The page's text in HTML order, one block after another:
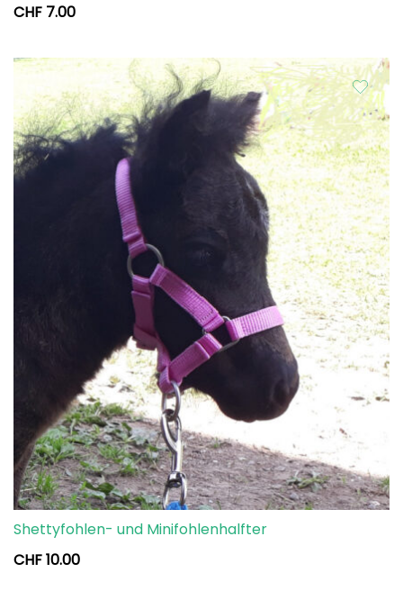
CHF 7.00
Shettyfohlen- und Minifohlenhalfter
CHF10.00